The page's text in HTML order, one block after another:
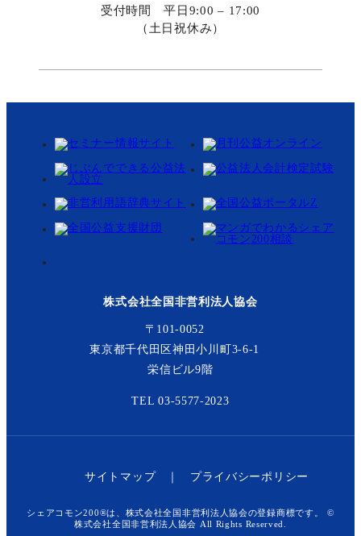
受付時間 平日9:00 – 17:00
受付時間 平日9:00 – 17:00
（土日祝休み）
株式会社全国非営利法人協会
〒101-0052
東京都千代田区神田小川町3-6-1
栄信ビル9階
TEL 03-5577-2023
サイトマップ プライバシーポリシー
シェアコモン200®は、株式会社全国非営利法人協会の登録商標です。
©
株式会社全国非営利法人協会 All Rights Reserved.